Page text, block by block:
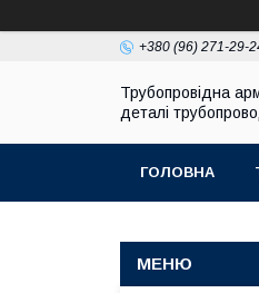
+380 (96) 271-29-
Трубопровідна
деталі
ГОЛОВНА